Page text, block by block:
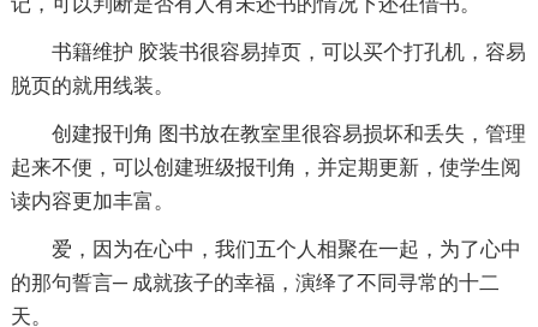
记，可以判断是否有人有未还书的情况下还在借书。
书籍维护 胶装书很容易掉页，可以买个打孔机，容易
脱页的就用线装。
创建报刊角 图书放在教室里很容易损坏和丢失，管理
起来不便，可以创建班级报刊角，并定期更新，使学生阅
读内容更加丰富。
爱，因为在心中，我们五个人相聚在一起，为了心中
的那句誓言─ 成就孩子的幸福，演绎了不同寻常的十二
天。